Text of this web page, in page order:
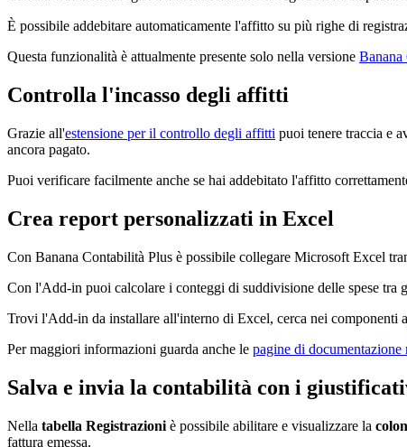
È possibile addebitare automaticamente l'affitto su più righe di
Questa funzionalità è attualmente presente solo nella versione Banana
Controlla l'incasso degli affitti
Grazie all'estensione per il controllo degli affitti puoi tenere traccia e
ancora pagato.
Puoi verificare facilmente anche se hai addebitato l'affitto
Crea report personalizzati in Excel
Con Banana Contabilità Plus è possibile collegare Microsoft Excel
Con l'Add-in puoi calcolare i conteggi di suddivisione delle spese tra
Trovi l'Add-in da installare all'interno di Excel, cerca nei componenti
Per maggiori informazioni guarda anche le pagine di
Salva e invia la contabilità con i
Nella tabella Registrazioni è possibile abilitare e visualizzare la
fattura emessa.